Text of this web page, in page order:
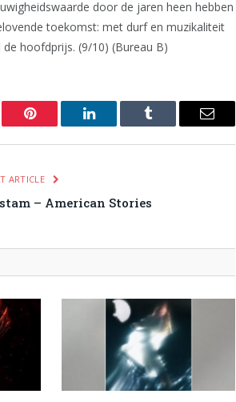
door de jaren heen hebben
toekomst: met durf en muzikaliteit
hoofdprijs. (9/10) (Bureau B)
Pinterest LinkedIn Tumblr Email
ARTICLE
– American Stories